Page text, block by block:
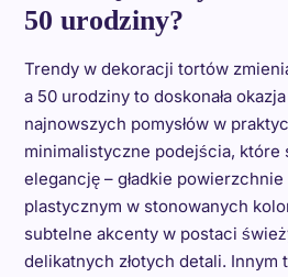
50 urodziny?
Trendy w dekoracji tortów
a 50 urodziny to doskonała
najnowszych pomysłów w
minimalistyczne podejścia, które
elegancję – gładkie
plastycznym w stonowanych
subtelne akcenty w postaci
delikatnych złotych detali. Innym